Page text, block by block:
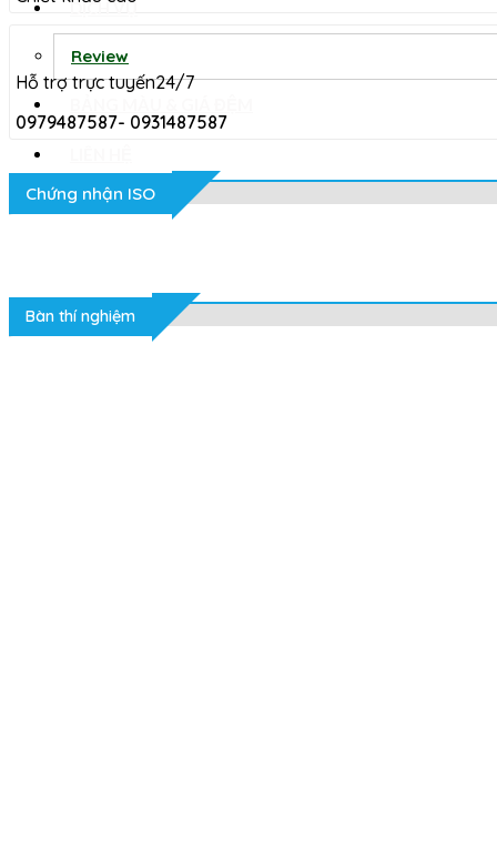
DỊCH VỤ
Review
Tin tức
Hỗ trợ trực tuyến24/7
0979487587- 0931487587
Chứng nhận ISO
Bàn thí nghiệm